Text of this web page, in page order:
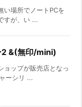
い場所でノートPCを
すが、い ...
2 &(無印/mini)
ョップが販売店となっ
ーシリ ...